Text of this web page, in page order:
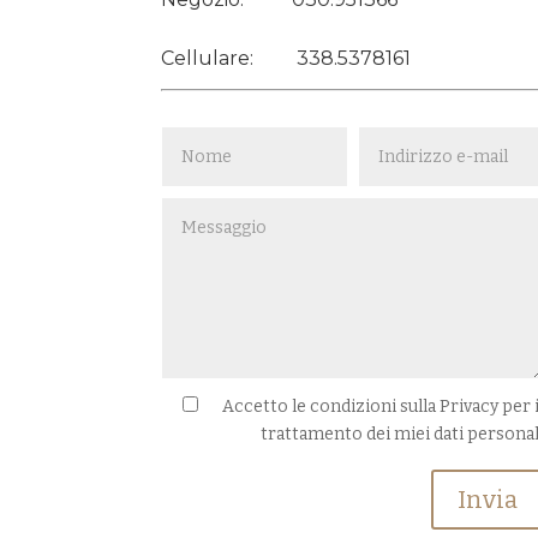
Cellulare:338.5378161
Accetto le condizioni sulla Privacy per
trattamento dei miei dati
Invia